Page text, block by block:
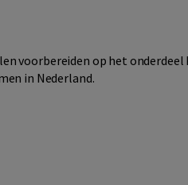
voorbereiden op het onderdeel
in Nederland.